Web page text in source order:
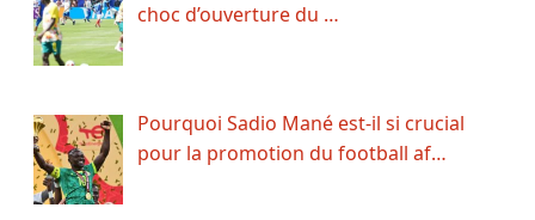
choc d’ouverture du …
Pourquoi Sadio Mané est-il si crucial
pour la promotion du football af…